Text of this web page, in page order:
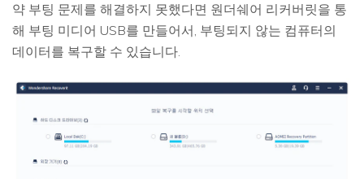
약 부팅 문제를 해결하지 못했다면 원더쉐어 리커버릿을 통
해 부팅 미디어 USB를 만들어서, 부팅되지 않는 컴퓨터의
데이터를 복구할 수 있습니다.